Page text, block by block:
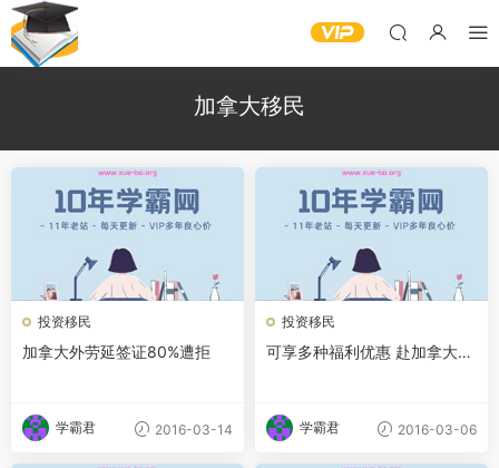
加拿大移民
投资移民
加拿大外劳延签证80%遭拒
学霸君 2016-03-14
投资移民
可享多种福利优惠 赴加拿大新
学霸君 2016-03-06